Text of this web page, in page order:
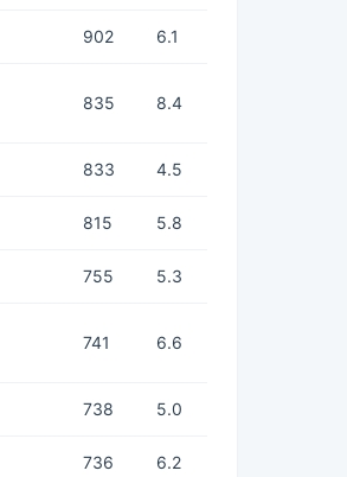
902 6.1
835 8.4
833 4.5
815 5.8
755 5.3
741 6.6
738 5.0
736 6.2